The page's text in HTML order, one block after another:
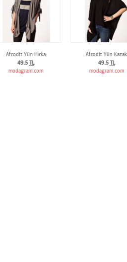
Afrodit Yün Hırka
49.5 TL
modagram.com
Afrodit Yün Kazak
49.5 TL
modagram.com